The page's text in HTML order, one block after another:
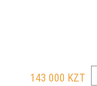
143 000 KZT